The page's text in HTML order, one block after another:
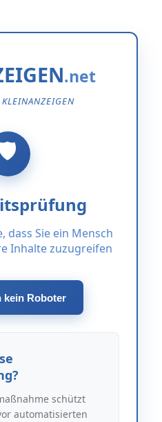
KLEINANZEIGEN
dass Sie ein Mensch
Inhalte zuzugreifen
kein Roboter
schützt
automatisierten